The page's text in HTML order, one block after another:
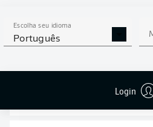
Escolha seu idioma
Português
Login
TEMPORADA